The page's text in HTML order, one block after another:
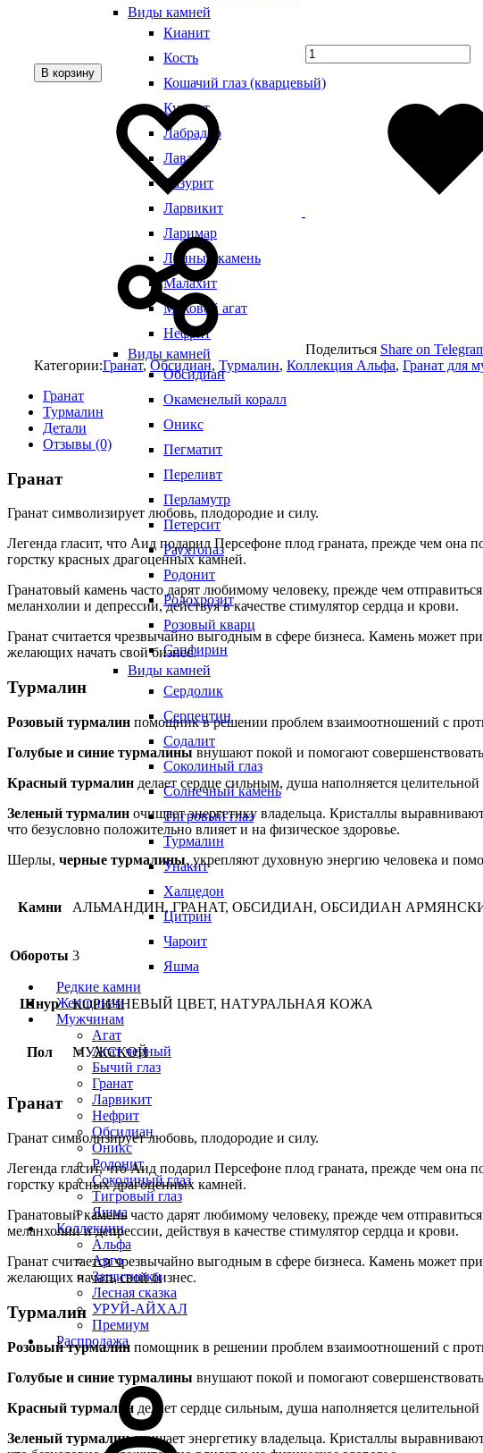
Виды камней
Кианит
Кость
Кошачий глаз (кварцевый)
Кунцит
Лабрадор
Лава
Лазурит
Ларвикит
Ларимар
Лунный камень
Малахит
Моховой агат
Нефрит
Виды камней
Обсидиан
Окаменелый коралл
Оникс
Пегматит
Переливт
Перламутр
Петерсит
Раухтопаз
Родонит
Родохрозит
Розовый кварц
Сапфирин
Виды камней
Сердолик
Серпентин
Содалит
Соколиный глаз
Солнечный камень
Тигровый глаз
Турмалин
Унакит
Халцедон
Цитрин
Чароит
Яшма
Редкие камни
Женщинам
Мужчинам
Агат
Агат черный
Бычий глаз
Гранат
Ларвикит
Нефрит
Обсидиан
Оникс
Родонит
Соколиный глаз
Тигровый глаз
Яшма
Коллекции
Альфа
Арго
Защитники
Лесная сказка
УРУЙ-АЙХАЛ
Премиум
Распродажа
В корзину
Добавить
Добавление
Поделиться Share on
Категории:Гранат, Обсидиан, Турмалин, Коллекция Альфа, Гранат для
Гранат
Турмалин
Детали
Отзывы (0)
Гранат
Гранат символизирует любовь, плодородие и силу.
Легенда гласит, что Аид подарил Персефоне плод граната, прежде чем она
горстку красных драгоценных камней.
Гранатовый камень часто дарят любимому человеку, прежде чем
меланхолии и депрессии, действуя в качестве стимулятор сердца и крови.
Гранат считается чрезвычайно выгодным в сфере бизнеса. Камень может
желающих начать свой бизнес.
Турмалин
Розовый турмалин помощник в решении проблем взаимоотношений с
Голубые и синие турмалинывнушают покой и помогают
Красный турмалин делает сердце сильным, душа наполняется
Зеленый турмалин очищает энергетику владельца. Кристаллы
что безусловно положительно влияет и на физическое здоровье.
Шерлы, черные турмалины, укрепляют духовную энергию человека и
Камни АЛЬМАНДИН, ГРАНАТ, ОБСИДИАН, ОБСИДИАН
Обороты 3
Шнур КОРИЧНЕВЫЙ ЦВЕТ, НАТУРАЛЬНАЯ КОЖА
Пол МУЖСКОЙ
Гранат
Гранат символизирует любовь, плодородие и силу.
Легенда гласит, что Аид подарил Персефоне плод граната, прежде чем она
горстку красных драгоценных камней.
Гранатовый камень часто дарят любимому человеку, прежде чем
меланхолии и депрессии, действуя в качестве стимулятор сердца и крови.
Гранат считается чрезвычайно выгодным в сфере бизнеса. Камень может
желающих начать свой бизнес.
Турмалин
Розовый турмалин помощник в решении проблем взаимоотношений с
Голубые и синие турмалины внушают покой и помогают
Красный турмалин делает сердце сильным, душа наполняется
Зеленый турмалиночищает энергетику владельца. Кристаллы